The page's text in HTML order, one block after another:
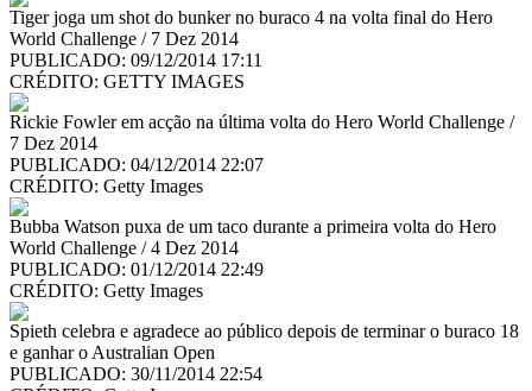
Tiger joga um shot do bunker no buraco 4 na volta final do Hero
World Challenge / 7 Dez 2014
PUBLICADO: 09/12/2014 17:11
CRÉDITO: GETTY IMAGES
Rickie Fowler em acção na última volta do Hero World Challenge /
7 Dez 2014
PUBLICADO: 04/12/2014 22:07
CRÉDITO: Getty Images
Bubba Watson puxa de um taco durante a primeira volta do Hero
World Challenge / 4 Dez 2014
PUBLICADO: 01/12/2014 22:49
CRÉDITO: Getty Images
Spieth celebra e agradece ao público depois de terminar o buraco 18
e ganhar o Australian Open
PUBLICADO: 30/11/2014 22:54